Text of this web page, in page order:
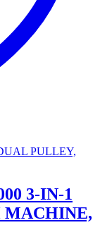
3-IN-1
MACHINE,